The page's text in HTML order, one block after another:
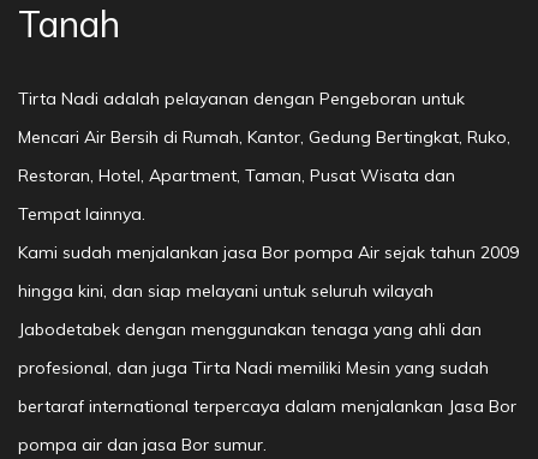
Tanah
Tirta Nadi adalah pelayanan dengan Pengeboran untuk
Mencari Air Bersih di Rumah, Kantor, Gedung Bertingkat, Ruko,
Restoran, Hotel, Apartment, Taman, Pusat Wisata dan
Tempat lainnya.
Kami sudah menjalankan jasa Bor pompa Air sejak tahun 2009
hingga kini, dan siap melayani untuk seluruh wilayah
Jabodetabek dengan menggunakan tenaga yang ahli dan
profesional, dan juga Tirta Nadi memiliki Mesin yang sudah
bertaraf international terpercaya dalam menjalankan Jasa Bor
pompa air dan jasa Bor sumur.